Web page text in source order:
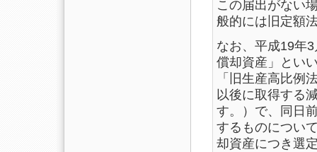
この届出がない
般的には旧定額
なお、平成19年
償却資産」とい
「旧生産高比例
以後に取得する
す。）で、同日
するものについ
却資産につき選